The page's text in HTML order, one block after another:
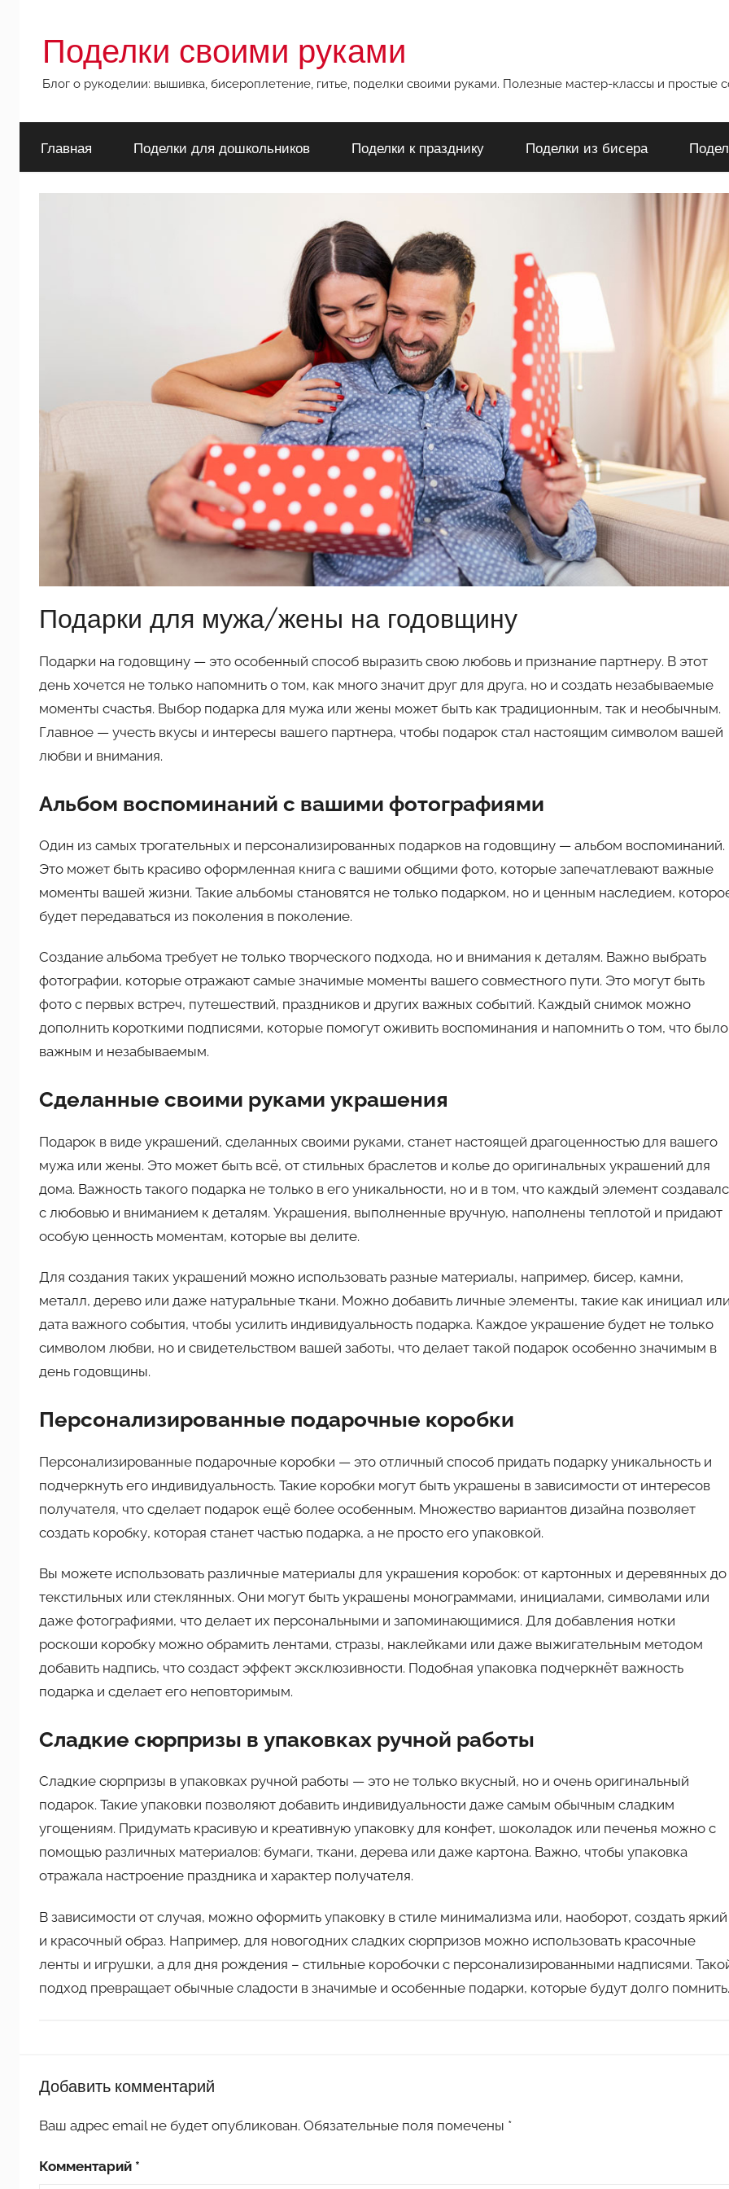
содержимому
Поделки своими руками
Блог о рукоделии: вышивка, бисероплетение, гитье, поделки своими руками. Полезные мастер-классы и простые
Главная Поделки для дошкольников Поделки к празднику Поделки из бисера
Подарки для мужа/жены на годовщину
Подарки на годовщину — это особенный способ выразить свою любовь и признание партнеру. В этот
день хочется не только напомнить о том, как много значит друг для друга, но и создать незабываемые
моменты счастья. Выбор подарка для мужа или жены может быть как традиционным, так и необычным.
Главное — учесть вкусы и интересы вашего партнера, чтобы подарок стал настоящим символом вашей
любви и внимания.
Альбом воспоминаний с вашими фотографиями
Один из самых трогательных и персонализированных подарков на годовщину — альбом воспоминаний.
Это может быть красиво оформленная книга с вашими общими фото, которые запечатлевают важные
моменты вашей жизни. Такие альбомы становятся не только подарком, но и ценным наследием,
будет передаваться из поколения в поколение.
Создание альбома требует не только творческого подхода, но и внимания к деталям. Важно выбрать
фотографии, которые отражают самые значимые моменты вашего совместного пути. Это могут быть
фото с первых встреч, путешествий, праздников и других важных событий. Каждый снимок можно
дополнить короткими подписями, которые помогут оживить воспоминания и напомнить о том, что было
важным и незабываемым.
Сделанные своими руками украшения
Подарок в виде украшений, сделанных своими руками, станет настоящей драгоценностью для вашего
мужа или жены. Это может быть всё, от стильных браслетов и колье до оригинальных украшений для
дома. Важность такого подарка не только в его уникальности, но и в том, что каждый элемент
с любовью и вниманием к деталям. Украшения, выполненные вручную, наполнены теплотой и придают
особую ценность моментам, которые вы делите.
Для создания таких украшений можно использовать разные материалы, например, бисер, камни,
металл, дерево или даже натуральные ткани. Можно добавить личные элементы, такие как инициал
дата важного события, чтобы усилить индивидуальность подарка. Каждое украшение будет не только
символом любви, но и свидетельством вашей заботы, что делает такой подарок особенно значимым в
день годовщины.
Персонализированные подарочные коробки
Персонализированные подарочные коробки — это отличный способ придать подарку уникальность и
подчеркнуть его индивидуальность. Такие коробки могут быть украшены в зависимости от интересов
получателя, что сделает подарок ещё более особенным. Множество вариантов дизайна позволяет
создать коробку, которая станет частью подарка, а не просто его упаковкой.
Вы можете использовать различные материалы для украшения коробок: от картонных и деревянных до
текстильных или стеклянных. Они могут быть украшены монограммами, инициалами, символами или
даже фотографиями, что делает их персональными и запоминающимися. Для добавления нотки
роскоши коробку можно обрамить лентами, стразы, наклейками или даже выжигательным методом
добавить надпись, что создаст эффект эксклюзивности. Подобная упаковка подчеркнёт важность
подарка и сделает его неповторимым.
Сладкие сюрпризы в упаковках ручной работы
Сладкие сюрпризы в упаковках ручной работы — это не только вкусный, но и очень оригинальный
подарок. Такие упаковки позволяют добавить индивидуальности даже самым обычным сладким
угощениям. Придумать красивую и креативную упаковку для конфет, шоколадок или печенья можно с
помощью различных материалов: бумаги, ткани, дерева или даже картона. Важно, чтобы упаковка
отражала настроение праздника и характер получателя.
В зависимости от случая, можно оформить упаковку в стиле минимализма или, наоборот, создать яркий
и красочный образ. Например, для новогодних сладких сюрпризов можно использовать красочные
ленты и игрушки, а для дня рождения – стильные коробочки с персонализированными надписями.
подход превращает обычные сладости в значимые и особенные подарки, которые будут долго помнить.
о
е
к
Добавить комментарий
Ваш адрес email не будет опубликован. Обязательные поля помечены *
Комментарий *